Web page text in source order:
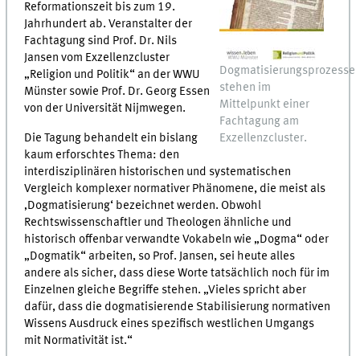
Dogmatisierungsprozesse
stehen im
Mittelpunkt einer
Fachtagung am
Exzellenzcluster.
Reformationszeit bis zum 19.
Jahrhundert ab. Veranstalter der
Fachtagung sind Prof. Dr. Nils
Jansen vom Exzellenzcluster
„Religion und Politik“ an der WWU
Münster sowie Prof. Dr. Georg Essen
von der Universität Nijmwegen.
Die Tagung behandelt ein bislang
kaum erforschtes Thema: den
interdisziplinären historischen und systematischen
Vergleich komplexer normativer Phänomene, die meist als
‚Dogmatisierung‘ bezeichnet werden. Obwohl
Rechtswissenschaftler und Theologen ähnliche und
historisch offenbar verwandte Vokabeln wie „Dogma“ oder
„Dogmatik“ arbeiten, so Prof. Jansen, sei heute alles
andere als sicher, dass diese Worte tatsächlich noch für im
Einzelnen gleiche Begriffe stehen. „Vieles spricht aber
dafür, dass die dogmatisierende Stabilisierung normativen
Wissens Ausdruck eines spezifisch westlichen Umgangs
mit Normativität ist.“